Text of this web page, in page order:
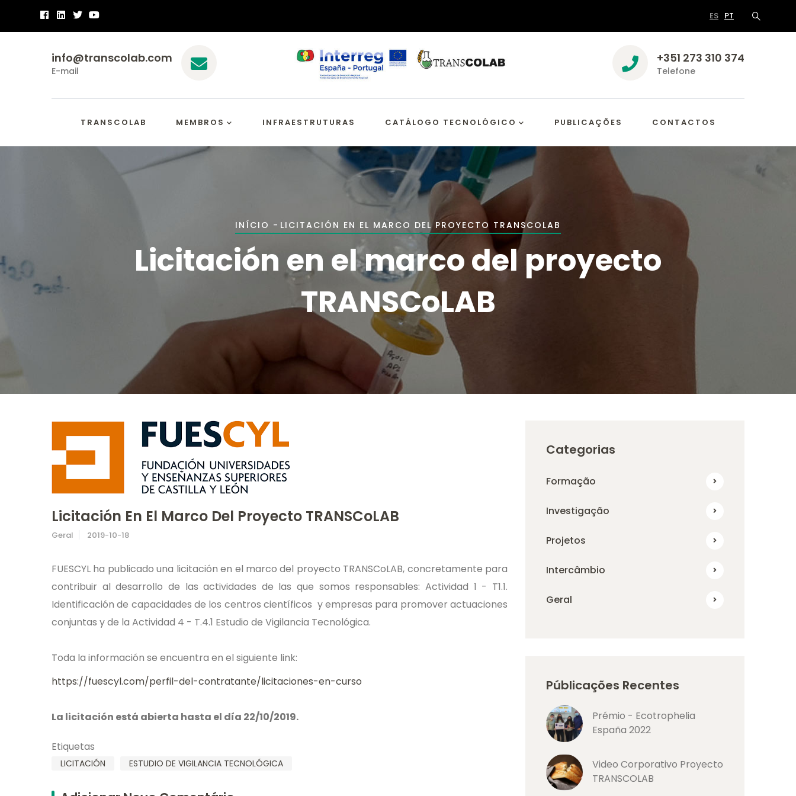
PT
ES
info@transcolab.com
E-mail
+351 273 310 374
Telefone
Navigation
TRANSCOLAB MEMBROS INFRAESTRUTURAS CATÁLOGO TECNOLÓGICO PUBLICAÇÕES CONTACTOS
Navegação
estrutural
INÍCIO - LICITACIÓN EN EL MARCO DEL PROYECTO TRANSCOLAB
Licitación en el marco del proyecto
TRANSCoLAB
Licitación En El Marco Del Proyecto TRANSCoLAB
Geral 2019-10-18
FUESCYL ha publicado una licitación en el marco del proyecto TRANSCoLAB, concretamente para
contribuir al desarrollo de las actividades de las que somos responsables: Actividad 1 - T1.1.
Identificación de capacidades de los centros científicos y empresas para promover actuaciones
conjuntas y de la Actividad 4 - T.4.1 Estudio de Vigilancia Tecnológica.
Toda la información se encuentra en el siguiente link:
https://fuescyl.com/perfil-del-contratante/licitaciones-en-curso
La licitación está abierta hasta el día 22/10/2019.
Etiquetas
LICITACIÓN ESTUDIO DE VIGILANCIA TECNOLÓGICA
Categorias
Formação
Investigação
Projetos
Intercâmbio
Geral
Públicações Recentes
Prémio - Ecotrophelia
España 2022
Video Corporativo Proyecto
TRANSCOLAB